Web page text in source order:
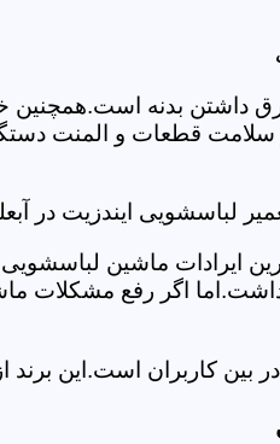
داشتن بدنه است.همچنین
سلامت قطعات و المنت
لباسشویی ایندزیت در
ایرادات ماشین
اگر رفع مشکلات
کاربران است.این